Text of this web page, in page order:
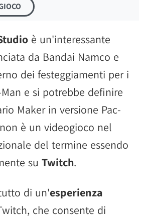
è un'interessante
da Bandai Namco e
dei festeggiamenti per i
e si potrebbe definire
Maker in versione Pac-
è un videogioco nel
del termine essendo
su Twitch.
di un'esperienza
che consente di